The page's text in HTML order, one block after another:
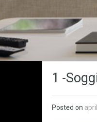
1 -
Posted on